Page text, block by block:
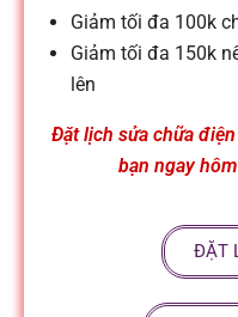
a
c
Giảm tối đa 100k
Giảm tối đa 150k
lên
Đặt lịch sửa chữa
bạn ngay
ĐẶT